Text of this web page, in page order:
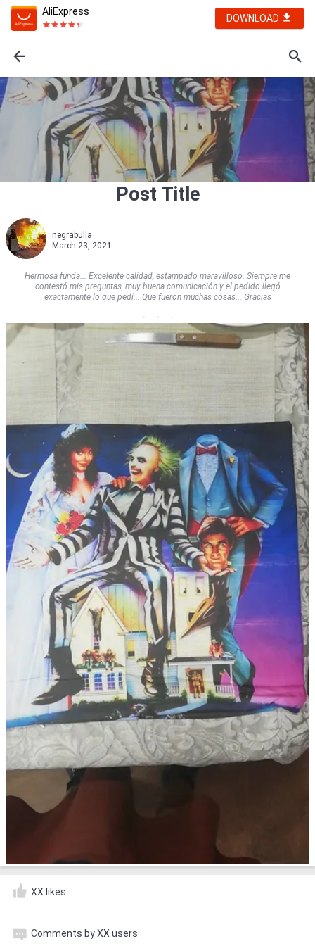
AliExpress
DOWNLOAD
Post Title
negrabulla
March 23, 2021
Hermosa funda... Excelente calidad, estampado maravilloso. Siempre me
contestó mis preguntas, muy buena comunicación y el pedido llegó
exactamente lo que pedí... Que fueron muchas cosas... Gracias
XX likes
Comments by XX users